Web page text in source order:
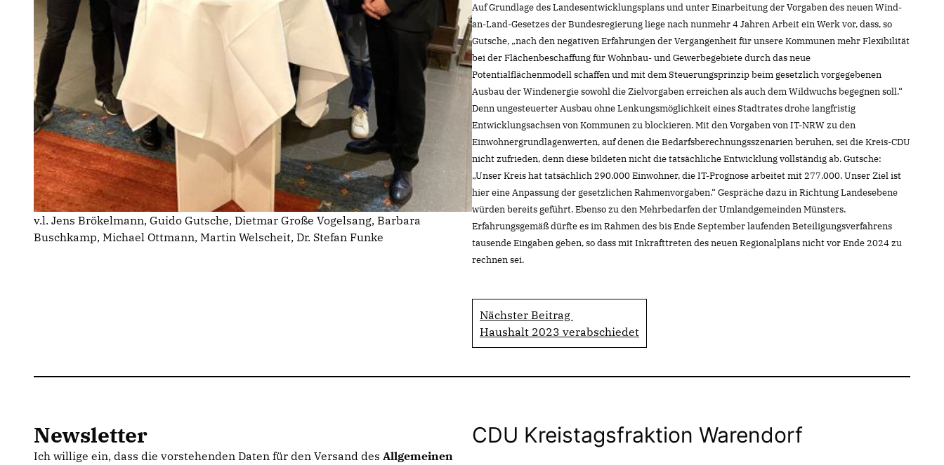
Auf Grundlage des Landesentwicklungsplans und unter Einarbeitung der Vorgaben des neuen Wind-
an-Land-Gesetzes der Bundesregierung liege nach nunmehr 4 Jahren Arbeit ein Werk vor, dass, so
Gutsche, „nach den negativen Erfahrungen der Vergangenheit für unsere Kommunen mehr Flexibilität
bei der Flächenbeschaffung für Wohnbau- und Gewerbegebiete durch das neue
Potentialflächenmodell schaffen und mit dem Steuerungsprinzip beim gesetzlich vorgegebenen
Ausbau der Windenergie sowohl die Zielvorgaben erreichen als auch dem Wildwuchs begegnen soll.“
Denn ungesteuerter Ausbau ohne Lenkungsmöglichkeit eines Stadtrates drohe langfristig
Entwicklungsachsen von Kommunen zu blockieren. Mit den Vorgaben von IT-NRW zu den
Einwohnergrundlagenwerten, auf denen die Bedarfsberechnungsszenarien beruhen, sei die Kreis-CDU
nicht zufrieden, denn diese bildeten nicht die tatsächliche Entwicklung vollständig ab. Gutsche:
Unser Kreis hat tatsächlich 290.000 Einwohner, die IT-Prognose arbeitet mit 277.000. Unser Ziel ist
hier eine Anpassung der gesetzlichen Rahmenvorgaben.“ Gespräche dazu in Richtung Landesebene
würden bereits geführt. Ebenso zu den Mehrbedarfen der Umlandgemeinden Münsters.
Erfahrungsgemäß dürfte es im Rahmen des bis Ende September laufenden Beteiligungsverfahrens
tausende Eingaben geben, so dass mit Inkrafttreten des neuen Regionalplans nicht vor Ende 2024 zu
rechnen sei.
Nächster Beitrag
Haushalt 2023 verabschiedet
v.l. Jens Brökelmann, Guido Gutsche, Dietmar Große Vogelsang, Barbara
Buschkamp, Michael Ottmann, Martin Welscheit, Dr. Stefan Funke
Newsletter
Ich willige ein, dass die vorstehenden Daten für den Versand des Allgemeinen
CDU Kreistagsfraktion Warendorf